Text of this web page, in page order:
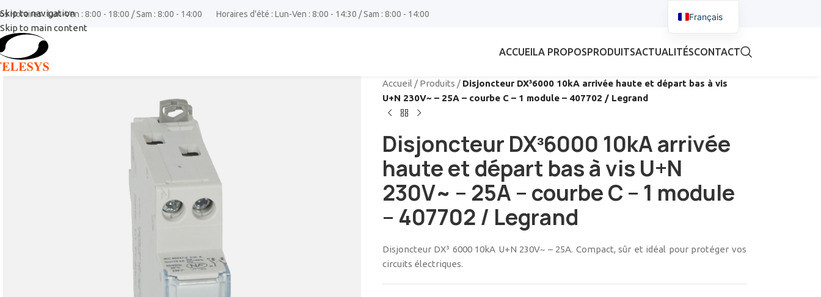
Skip to navigation
Skip to main content
Horaires : Lun-Ven : 8:00 - 18:00 / Sam : 8:00 - 14:00 Horaires d'été : Lun-Ven : 8:00 - 14:30 / Sam : 8:00 - 14:00
ACCUEILA PROPOSPRODUITSACTUALITÉSCONTACT
Accueil / Produits / Disjoncteur DX³6000 10kA arrivée haute et départ bas à vis
U+N 230V~ – 25A – courbe C – 1 module – 407702 / Legrand
Disjoncteur DX³6000 10kA arrivée
haute et départ bas à vis U+N
230V~ – 25A – courbe C – 1 module
– 407702 / Legrand
Disjoncteur DX³ 6000 10kA U+N 230V~ – 25A. Compact, sûr et idéal pour protéger vos
circuits électriques.
Français